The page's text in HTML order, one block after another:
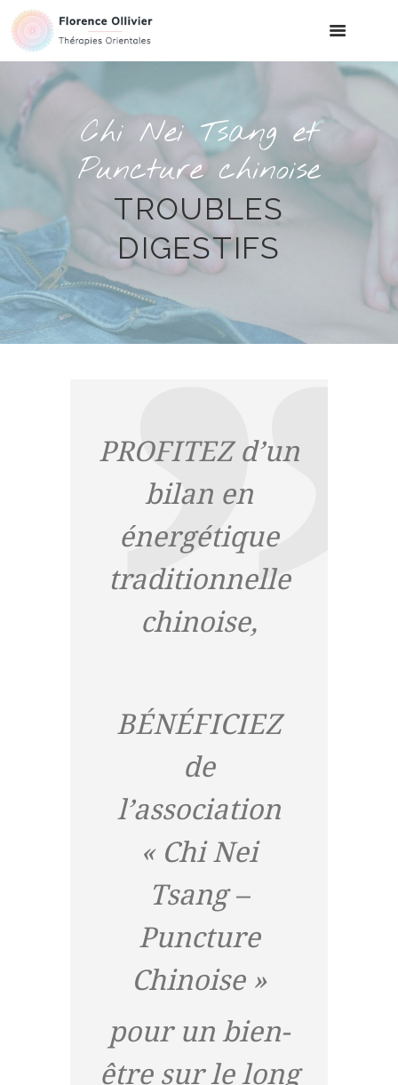
Chi Nei Tsang et
Puncture chinoise
TROUBLES
DIGESTIFS
PROFITEZ d’un
bilan en
énergétique
traditionnelle
chinoise,
BÉNÉFICIEZ
de
l’association
« Chi Nei
Tsang –
Puncture
Chinoise »
pour un bien-
être sur le long